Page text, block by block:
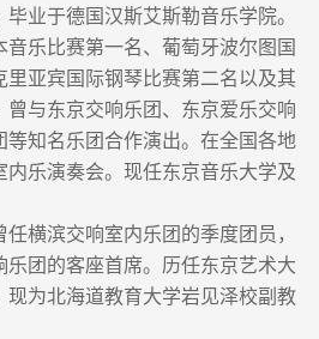
业于德国汉斯艾斯勒音乐学院。
乐比赛第一名、葡萄牙波尔图国
里亚宾国际钢琴比赛第二名以及其
曾与东京交响乐团、东京爱乐交响
等知名乐团合作演出。在全国各地
内乐演奏会。现任东京音乐大学及
横滨交响室内乐团的季度团员，
乐团的客座首席。历任东京艺术大
现为北海道教育大学岩见泽校副教